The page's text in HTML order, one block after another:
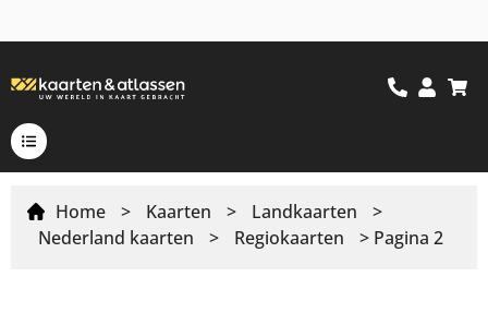
Home > Kaarten > Landkaarten
>
Nederland kaarten
> Regiokaarten > Pagina 2